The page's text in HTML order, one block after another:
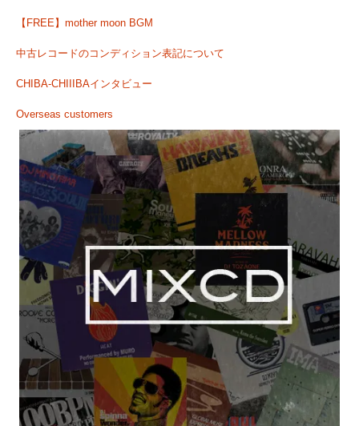
【FREE】mother moon BGM
中古レコードのコンディション表記について
CHIBA-CHIIIBAインタビュー
Overseas customers